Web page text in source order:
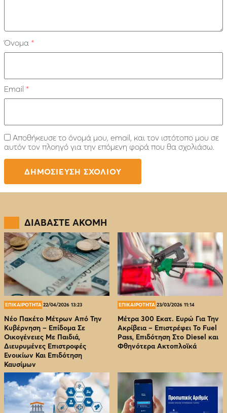
Όνομα *
Email *
Αποθήκευσε το όνομά μου, email, και τον ιστότοπο μου σε
αυτόν τον πλοηγό για την επόμενη φορά που θα σχολιάσω.
ΔΙΑΒΑΣΤΕ ΑΚΟΜΗ
ΕΠΙΚΑΙΡΟΤΗΤΑ 22/04/2026 13:23
Νέο Πακέτο Μέτρων Από Την
Κυβέρνηση – Επίδομα Σε
Οικογένειες Με Παιδιά,
Διευρυμένες Επιστροφές
Ενοικίων Και Επιδότηση
Καυσίμων
ΕΠΙΚΑΙΡΟΤΗΤΑ 23/03/2026 11:14
Μέτρα 300 Εκατ. Ευρώ Για Την
Ακρίβεια – Επιστρέφει Το Fuel
Pass, Επιδότηση Στο Diesel και
Φθηνότερα Ακτοπλοϊκά